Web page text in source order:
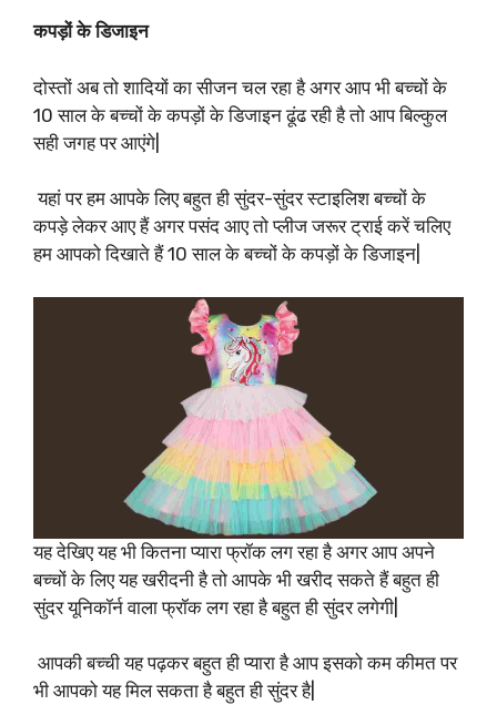
कपड़ों के डिजाइन
दोस्तों अब तो शादियों का सीजन चल रहा है अगर आप भी बच्चों के
10 साल के बच्चों के कपड़ों के डिजाइन ढूंढ रही है तो आप बिल्कुल
सही जगह पर आएंगे|
यहां पर हम आपके लिए बहुत ही सुंदर-सुंदर स्टाइलिश बच्चों के
कपड़े लेकर आए हैं अगर पसंद आए तो प्लीज जरूर ट्राई करें चलिए
हम आपको दिखाते हैं 10 साल के बच्चों के कपड़ों के डिजाइन|
यह देखिए यह भी कितना प्यारा फ्रॉक लग रहा है अगर आप अपने
बच्चों के लिए यह खरीदनी है तो आपके भी खरीद सकते हैं बहुत ही
सुंदर यूनिकॉर्न वाला फ्रॉक लग रहा है बहुत ही सुंदर लगेगी|
आपकी बच्ची यह पढ़कर बहुत ही प्यारा है आप इसको कम कीमत पर
भी आपको यह मिल सकता है बहुत ही सुंदर है|